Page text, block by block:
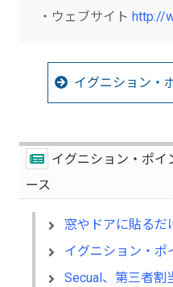
・ウェブサイト http://
イグニション・
イグニション・ポイ
ース
窓やドアに貼るだけのホームセ
イグニション・ポイント、
Secual、第三者割当増資